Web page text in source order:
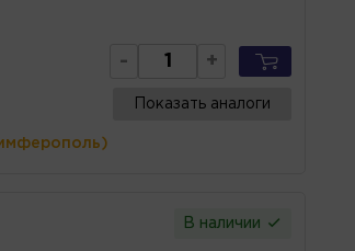
- +
Показать аналоги
В наличии